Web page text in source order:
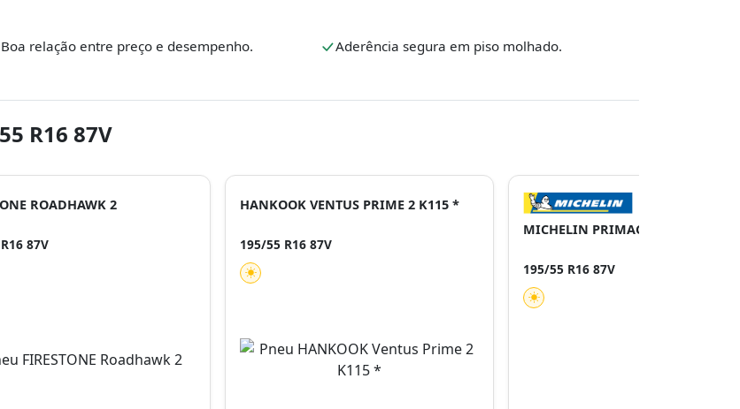
Boa relação entre preço e desempenho. Aderência segura em piso molhado.
R16 87V
ROADHAWK 2
87V
HANKOOK VENTUS PRIME 2 K115 *
195/55 R16 87V
MICHELIN PRIMACY 5
195/55 R16 87V